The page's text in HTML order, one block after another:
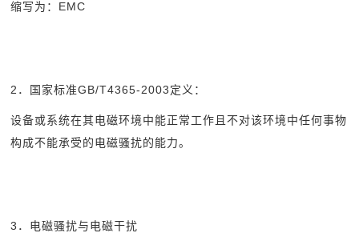
缩写为：EMC
2 ．国家标准GB/T4365-2003定义：
设备或系统在其电磁环境中能正常工作且不对该环境中任何事物
构成不能承受的电磁骚扰的能力。
3 ．电磁骚扰与电磁干扰